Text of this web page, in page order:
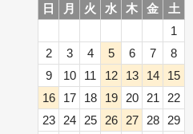
日
月 火 水 木 金
土
1
2
3 4 5 6 7
8
9
10 11 12 13 14
15
16
17 18 19 20 21
22
23
24 25 26 27 28
29